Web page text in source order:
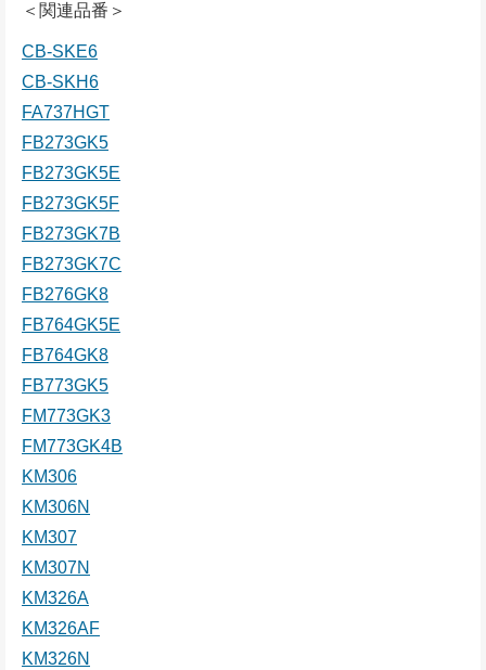
＜関連品番＞
CB-SKE6
CB-SKH6
FA737HGT
FB273GK5
FB273GK5E
FB273GK5F
FB273GK7B
FB273GK7C
FB276GK8
FB764GK5E
FB764GK8
FB773GK5
FM773GK3
FM773GK4B
KM306
KM306N
KM307
KM307N
KM326A
KM326AF
KM326N